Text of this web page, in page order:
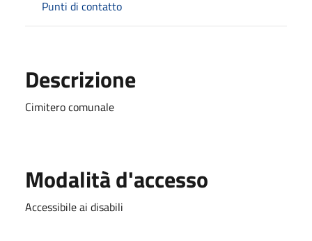
Punti di contatto
Descrizione
Cimitero comunale
Modalità d'accesso
Accessibile ai disabili